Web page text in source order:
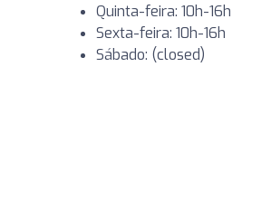
Quinta-feira: 10h-16h
Sexta-feira: 10h-16h
Sábado: (closed)